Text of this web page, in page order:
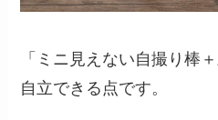
「ミニ見えない自撮り棒
自立できる点です。